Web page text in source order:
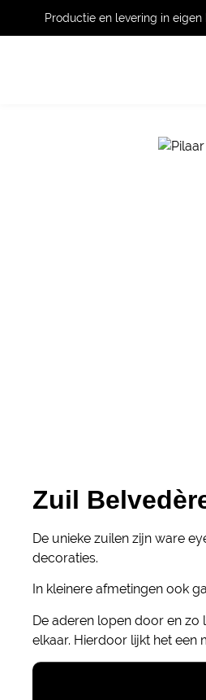
Productie en levering in eigen
Zuil
De unieke zuilen zijn ware
decoraties.
In kleinere afmetingen ook
De aderen lopen door en zo
elkaar. Hierdoor lijkt het een